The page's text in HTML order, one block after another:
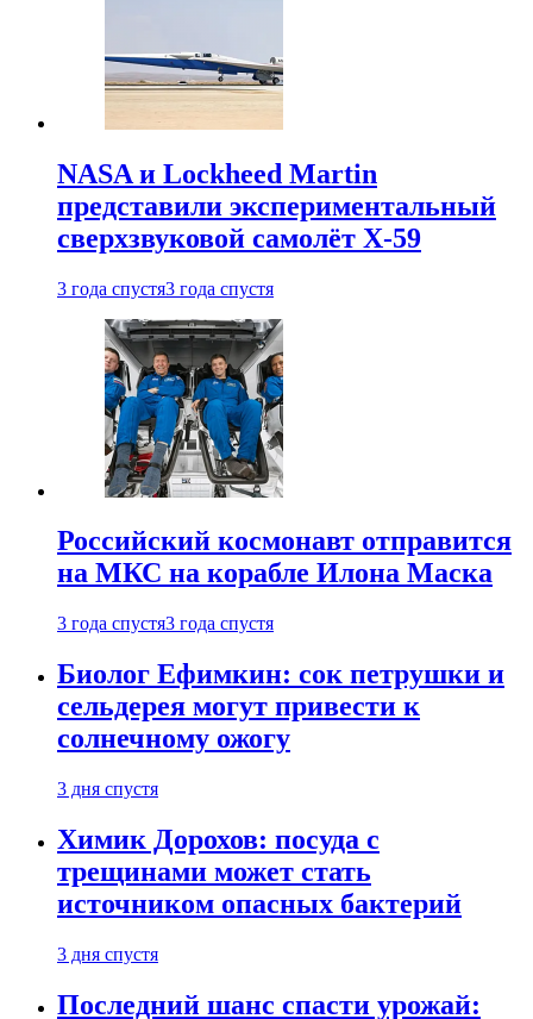
NASA и Lockheed Martin
представили экспериментальный
сверхзвуковой самолёт X-59
3 года спустя3 года спустя
Российский космонавт отправится
на МКС на корабле Илона Маска
3 года спустя3 года спустя
Биолог Ефимкин: сок петрушки и
сельдерея могут привести к
солнечному ожогу
3 дня спустя
Химик Дорохов: посуда с
трещинами может стать
источником опасных бактерий
3 дня спустя
Последний шанс спасти урожай: